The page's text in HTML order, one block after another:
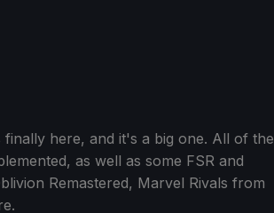
here, and it's a big one. All of the
as well as some FSR and
Remastered, Marvel Rivals from